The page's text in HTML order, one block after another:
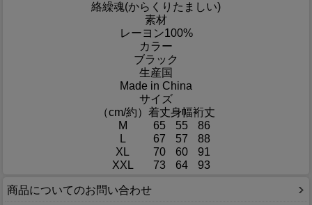
絡繰魂(からくりたましい)
素材
レーヨン100%
カラー
ブラック
生産国
Made in China
サイズ
（cm/約） 着丈身幅裄丈
M
65 55
86
L
67 57
88
XL
70 60
91
XXL
73 64 93
商品についてのお問い合わせ